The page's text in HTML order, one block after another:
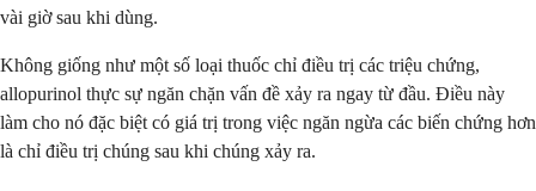
vài giờ sau khi dùng.
Không giống như một số loại thuốc chỉ điều trị các triệu chứng,
allopurinol thực sự ngăn chặn vấn đề xảy ra ngay từ đầu. Điều này
làm cho nó đặc biệt có giá trị trong việc ngăn ngừa các biến chứng hơn
là chỉ điều trị chúng sau khi chúng xảy ra.